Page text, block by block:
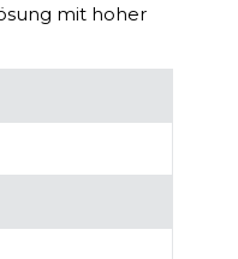
mit hoher